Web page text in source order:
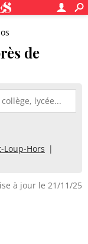
de
Loup-Hors
à jour le 21/11/25